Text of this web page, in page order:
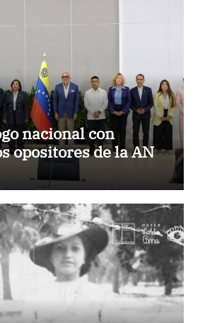
nacional con
opositores de la AN